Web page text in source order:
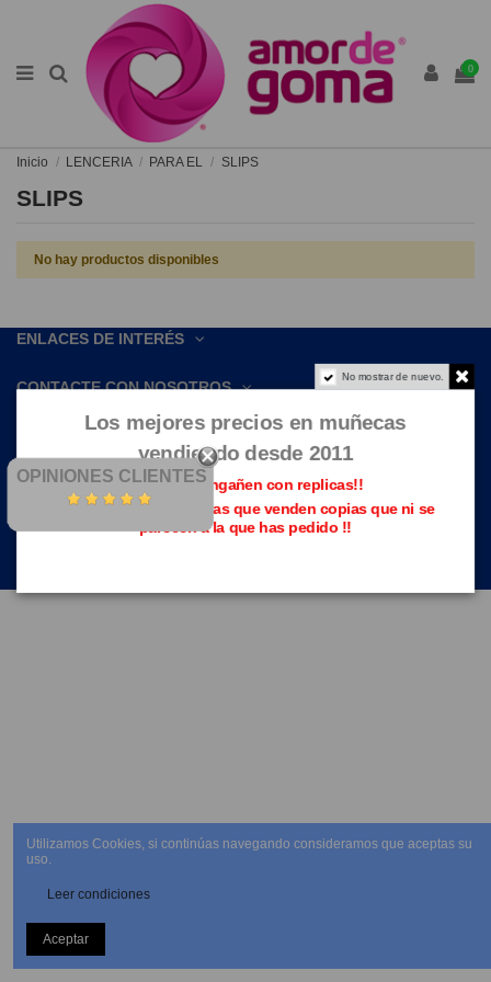
0
Inicio LENCERIA PARA EL SLIPS
SLIPS
No hay productos disponibles
ENLACES DE INTERÉS
CONTACTE CON NOSOTROS
OPINIONES CLIENTES
No mostrar de nuevo.
Los mejores precios en muñecas
vendiendo desde 2011
Que no te engañen con replicas!!
Evita las páginas piratas que venden copias que ni se
parecen a la que has pedido !!
Utilizamos Cookies, si continúas navegando consideramos que aceptas su
uso.
Leer condiciones
Aceptar